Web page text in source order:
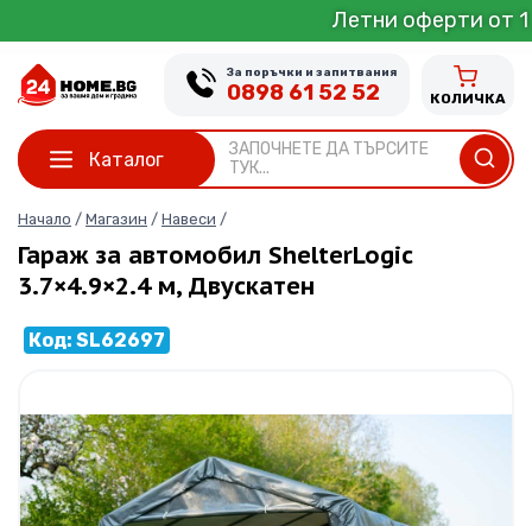
to
content
Летни оферти от 1 до 31 Юли
Каталог
ЗАПОЧНЕТЕ ДА ТЪРСИТЕ
ТУК...
За поръчки и запитвания
0898 61 52 52 КОЛИЧКА
Гараж за автомобил ShelterLogic
3.7×4.9×2.4 м, Двускатен
Начало / Магазин / Навеси /
Код: SL62697